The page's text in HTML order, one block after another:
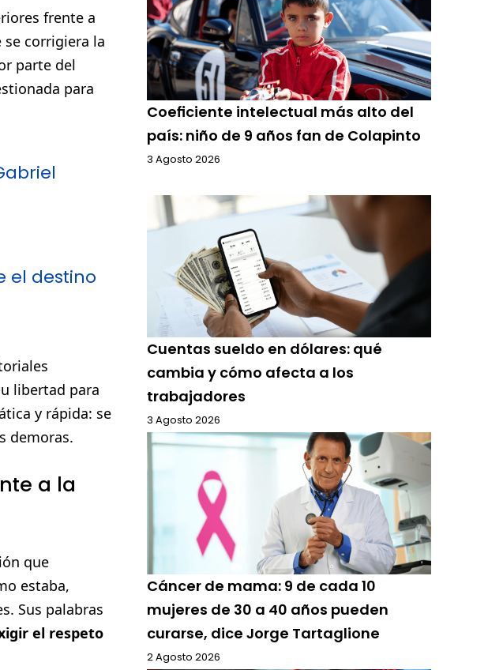
frente a
se corrigiera la
parte del
para
el destino
libertad para
y rápida: se
demoras.
a la
que
estaba,
Sus palabras
el respeto
Coeficiente intelectual más alto del
país: niño de 9 años fan de Colapinto
3 Agosto 2026
Cuentas sueldo en dólares: qué
cambia y cómo afecta a los
trabajadores
3 Agosto 2026
Cáncer de mama: 9 de cada 10
mujeres de 30 a 40 años pueden
curarse, dice Jorge Tartaglione
2 Agosto 2026